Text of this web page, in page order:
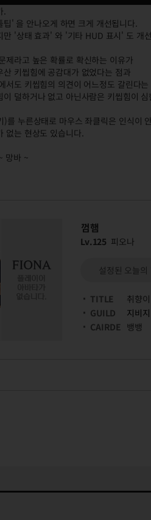
.
' 을 안나오게 하면 크게 개선됩니다.
만 '상태 효과' 와 '기타 HUD 표시' 도 개
제라고 높은 확률로 확신하는 이유가
산 키씹힘에 공감대가 없었다는 점과
서도 키씹힘의 의견이 어느정도 갈린다
이 덜하거나 없고 아닌사람은 키씹힘이
)를 누른상태로 마우스 좌클릭은 인식이
없는 현상도 있습니다.
망바 ~
껌햄
Lv.125 피오나
설정된 오늘
TITLE
취향
GUILD
지비지
CAIRDE 뱅뱅